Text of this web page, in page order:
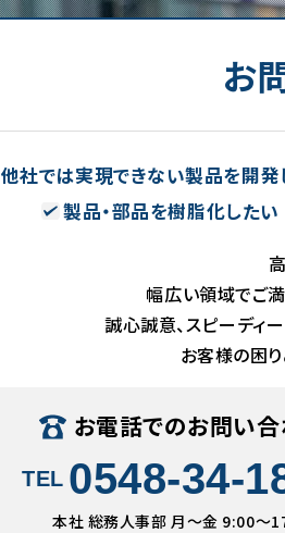
お
他社では実現できない製品を開発
製品・部品を樹脂化したい
幅広い領域でご
誠心誠意、スピーディ
お客様の困
お電話でのお問い
TEL 0548-34-
本社 総務人事部 月〜金 9:00〜